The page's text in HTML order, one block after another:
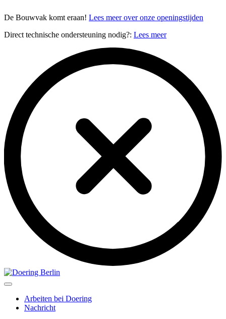
De Bouwvak komt eraan! Lees meer over onze openingstijden
Direct technische ondersteuning nodig?: Lees meer
Arbeiten bei Doering
Nachricht​